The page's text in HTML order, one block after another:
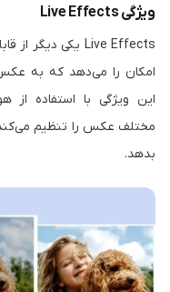
ویژگی Live Effects
امکان را می‌دهد که به
این ویژگی با استفاده
مختلف عکس را تنظیم
بدهد.